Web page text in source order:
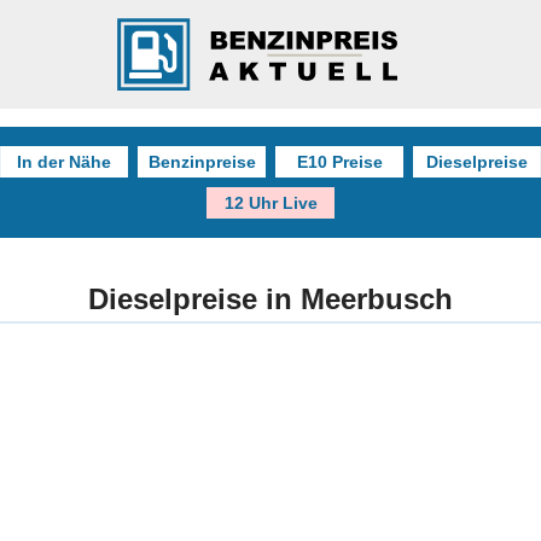
In der Nähe Benzinpreise E10 Preise Dieselpreise
12 Uhr Live
Dieselpreise in Meerbusch